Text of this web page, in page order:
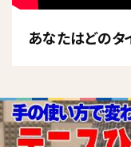
あなたはどのタ